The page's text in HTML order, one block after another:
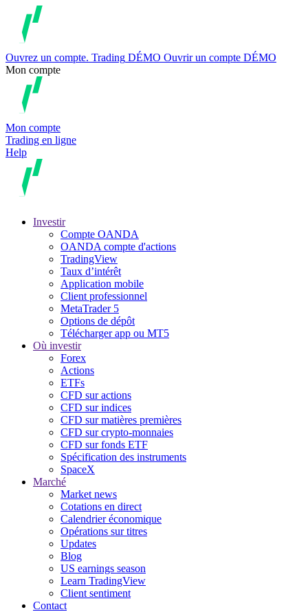
Ouvrez un compte. Trading DÉMO Ouvrir un compte DÉMO
Mon compte
Mon compte
Trading en ligne
Help
Investir
Compte OANDA
OANDA compte d'actions
TradingView
Taux d’intérêt
Application mobile
Client professionnel
MetaTrader 5
Options de dépôt
Télécharger app ou MT5
Où investir
Forex
Actions
ETFs
CFD sur actions
CFD sur indices
CFD sur matières premières
CFD sur crypto-monnaies
CFD sur fonds ETF
Spécification des instruments
SpaceX
Marché
Market news
Cotations en direct
Calendrier économique
Opérations sur titres
Updates
Blog
US earnings season
Learn TradingView
Client sentiment
Contact